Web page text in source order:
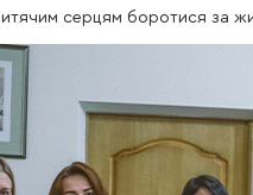
серцям боротися за